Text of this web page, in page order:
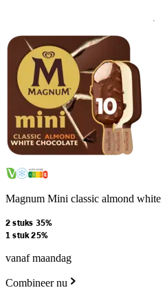
Magnum Mini classic almond white
2 stuks 35%
1 stuk 25%
vanaf maandag
Combineer nu